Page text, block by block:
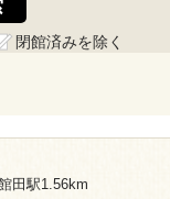
閉館済みを除く
田駅1.56km